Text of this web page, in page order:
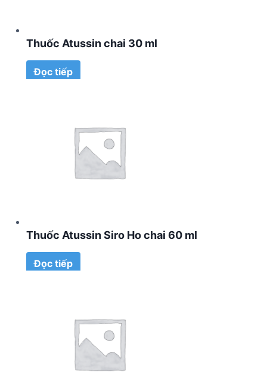
Thuốc Atussin chai 30 ml
Đọc tiếp
Thuốc Atussin Siro Ho chai 60 ml
Đọc tiếp